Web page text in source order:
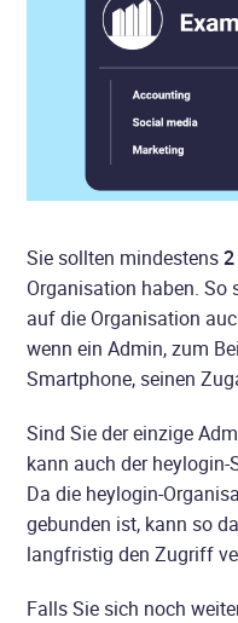
Sie sollten mindestens
Organisation haben. So
auf die Organisation
wenn ein Admin, zum
Smartphone, seinen
Sind Sie der einzige
kann auch der
Da die heylogin-
gebunden ist, kann so
langfristig den Zugriff
Falls Sie sich noch